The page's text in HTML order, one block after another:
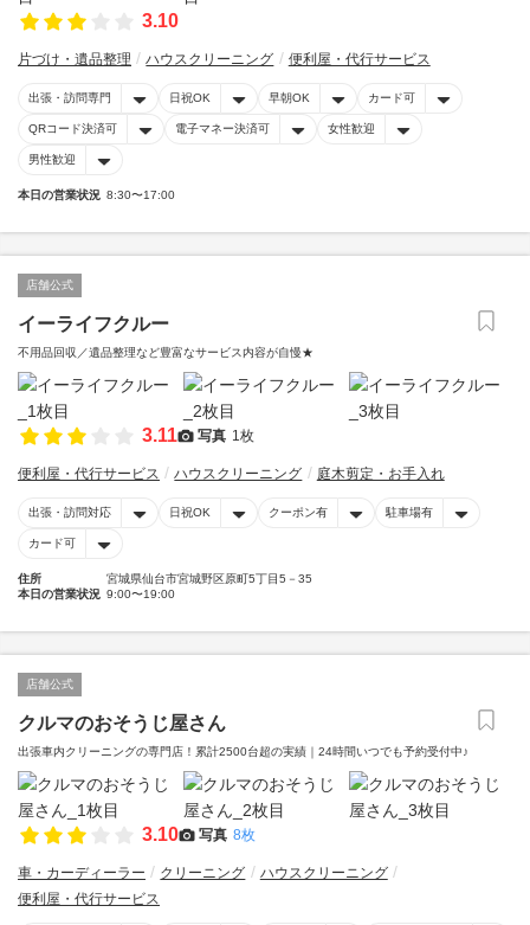
3.10
片づけ・遺品整理 ハウスクリーニング 便利屋・代行サービス
出張・訪問専門 日祝OK 早朝OK カード可
QRコード決済可 電子マネー決済可 女性歓迎
男性歓迎
本日の営業状況 8:30〜17:00
店舗公式
イーライフクルー
不用品回収／遺品整理など豊富なサービス内容が自慢★
3.11 写真 1枚
便利屋・代行サービス ハウスクリーニング 庭木剪定・お手入れ
出張・訪問対応 日祝OK クーポン有 駐車場有
カード可
住所
宮城県仙台市宮城野区原町5丁目5－35
本日の営業状況 9:00〜19:00
店舗公式
クルマのおそうじ屋さん
出張車内クリーニングの専門店！累計2500台超の実績｜24時間いつでも予約受付中♪
3.10 写真 8枚
車・カーディーラー クリーニング
ハウスクリーニング
便利屋・代行サービス